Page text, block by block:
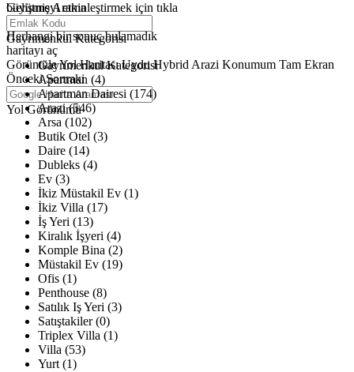
büyütmeyi etkinleştirmek için tıkla
Haritalar yükleniyor
Herhangi bir sonuç bulamadık
haritayı aç
GörüntüleYol Haritası Uydu Hybrid Arazi Konumum Tam Ekran
Önceki Sonraki
Yol Görünümü
Gelişmiş Arama
Gayrimenkul Kategorisi
Gayrimenkul Kategorisi
Apartman (4)
Apartman Dairesi (174)
Arazi (546)
Arsa (102)
Butik Otel (3)
Daire (14)
Dubleks (4)
Ev (3)
İkiz Müstakil Ev (1)
İkiz Villa (17)
İş Yeri (13)
Kiralık İşyeri (4)
Komple Bina (2)
Müstakil Ev (19)
Ofis (1)
Penthouse (8)
Satılık Iş Yeri (3)
Satıştakiler (0)
Triplex Villa (1)
Villa (53)
Yurt (1)